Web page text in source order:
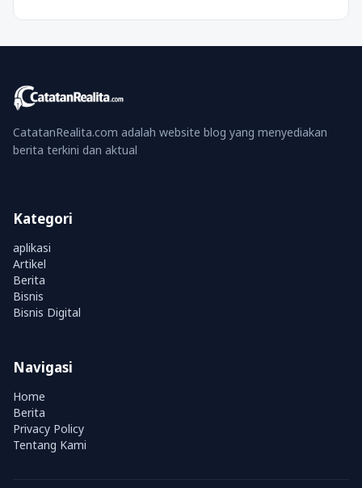
CatatanRealita.com adalah website blog yang menyediakan
berita terkini dan aktual
Kategori
aplikasi
Artikel
Berita
Bisnis
Bisnis Digital
Navigasi
Home
Berita
Privacy Policy
Tentang Kami